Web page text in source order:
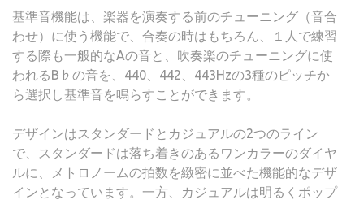
基準音機能は、楽器を演奏する前のチューニング（音合
わせ）に使う機能で、合奏の時はもちろん、１人で練習
する際も一般的なAの音と、吹奏楽のチューニングに使
われるB♭の音を、440、442、443Hzの3種のピッチか
ら選択し基準音を鳴らすことができます。
デザインはスタンダードとカジュアルの2つのライン
で、スタンダードは落ち着きのあるワンカラーのダイヤ
ルに、メトロノームの拍数を緻密に並べた機能的なデザ
インとなっています。一方、カジュアルは明るくポップ